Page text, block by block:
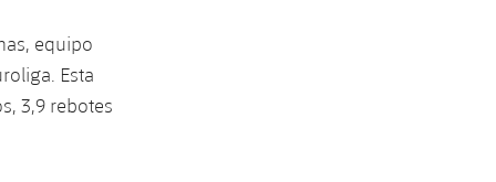
equipo
Esta
3,9 rebotes